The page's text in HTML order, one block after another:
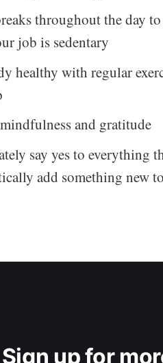
throughout the day
job is sedentary
healthy with regular
and gratitude
say yes to everything
add something new
Sign up for